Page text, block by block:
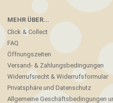
MEHR ÜBER...
Click & Collect
FAQ
Öffnungszeiten
Versand- & Zahlungsbedingungen
Widerrufsrecht & Widerrufsformular
Privatsphäre und Datenschutz
Allgemeine Geschäftsbedingungen